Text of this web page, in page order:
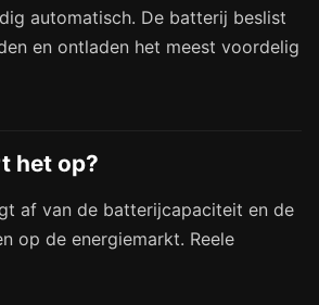
automatisch. De batterij beslist
en ontladen het meest voordelig
het op?
af van de batterijcapaciteit en de
op de energiemarkt. Reele